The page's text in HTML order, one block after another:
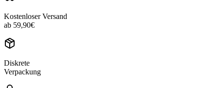
Kostenloser Versand
ab 59,90€
Diskrete
Verpackung